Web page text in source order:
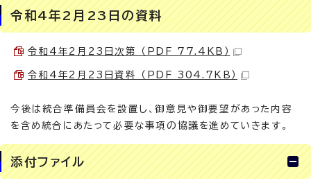
令和4年2月23日の資料
令和4年2月23日次第 （PDF 77.4KB）
令和4年2月23日資料 （PDF 304.7KB）
今後は統合準備員会を設置し、御意見や御要望があった内容
を含め統合にあたって必要な事項の協議を進めていきます。
添付ファイル